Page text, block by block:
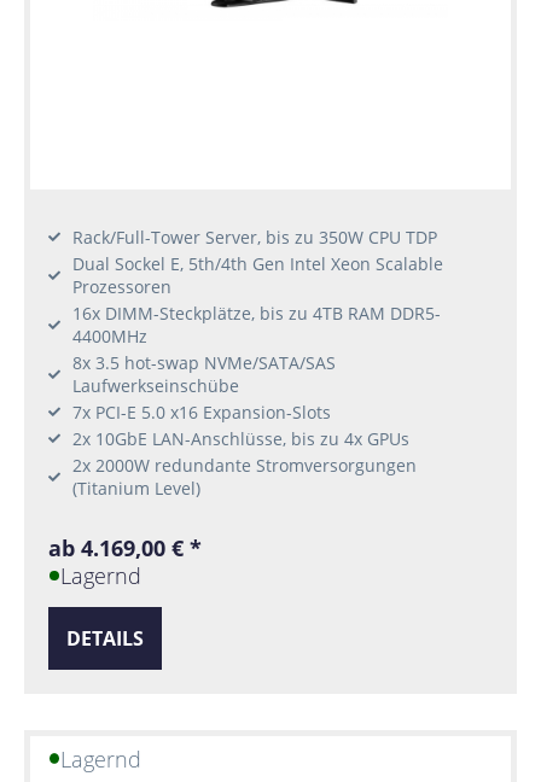
Rack/Full-Tower Server, bis zu 350W CPU TDP
Dual Sockel E, 5th/4th Gen Intel Xeon Scalable
Prozessoren
16x DIMM-Steckplätze, bis zu 4TB RAM DDR5-
4400MHz
8x 3.5 hot-swap NVMe/SATA/SAS
Laufwerkseinschübe
7x PCI-E 5.0 x16 Expansion-Slots
2x 10GbE LAN-Anschlüsse, bis zu 4x GPUs
2x 2000W redundante Stromversorgungen
(Titanium Level)
ab 4.169,00 € *
Lagernd
DETAILS
Lagernd